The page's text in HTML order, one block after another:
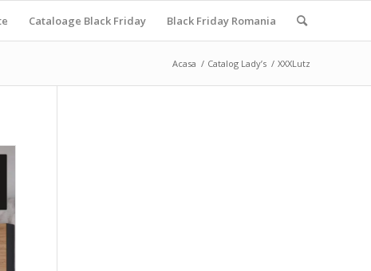
Cataloage Black Friday Black Friday Romania
Acasa / Catalog Lady’s / XXXLutz